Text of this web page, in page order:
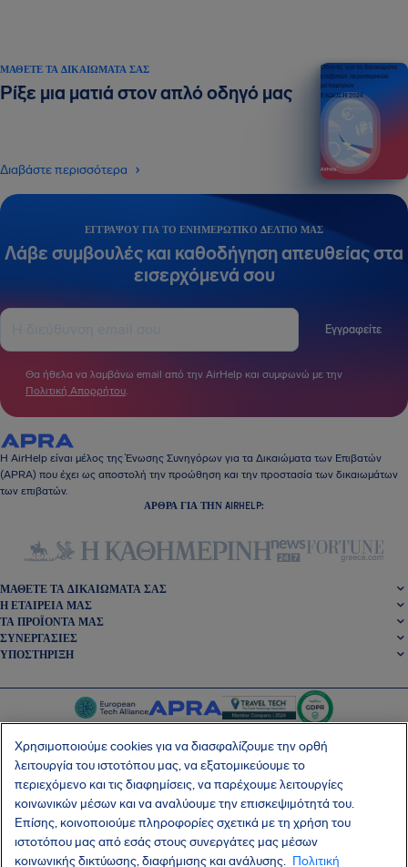
ΕΓΓΡΆΨΟΥ ΓΙΑ ΤΟ ΕΝΗΜΕΡΩΤΙΚΌ ΔΕΛΤΊΟ ΜΑΣ
Λάβε συμβουλές και καθοδήγηση απευθείας στα
εισερχόμενά σου
Εγγραφείτε
Θα ήθελα να λαμβάνω email από την AirHelp και συμφωνώ με την
Πολιτική Απορρήτου.
ΜΆΘΕΤΕ ΤΑ ΔΙΚΑΙΏΜΑΤΆ ΣΑΣ
Ρίξε μια ματιά στον απλό οδηγό μας
Διαβάστε περισσότερα
Οδηγός για τα δικαιώματα
επιβατών αεροπορικών
μεταφορών
ΕΚΔΟΣΗ 2026
Η AirHelp είναι μέλος της Ένωσης Συνηγόρων για τα Δικαιώματα των Επιβατών
(APRA) που έχει ως αποστολή την προώθηση και την προστασία των δικαιωμάτων
των επιβατών.
ΆΡΘΡΑ ΓΙΑ ΤΗΝ AIRHELP:
ΜΆΘΕΤΕ ΤΑ ΔΙΚΑΙΏΜΑΤΆ ΣΑΣ
Η ΕΤΑΙΡΕΊΑ ΜΑΣ
ΤΑ ΠΡΟΪΌΝΤΑ ΜΑΣ
ΣΥΝΕΡΓΑΣΊΕΣ
ΥΠΟΣΤΉΡΙΞΗ
SocialFacebook
SocialTwitter
SocialInstagram
SocialLinkedin
ΑΠΟΚΤΉΣΤΕ ΤΗ ΔΩΡΕΆΝ ΕΦΑΡΜΟΓΉ ΜΑΣ
Χρησιμοποιούμε cookies για να διασφαλίζουμε την ορθή
λειτουργία του ιστοτόπου μας, να εξατομικεύουμε το
περιεχόμενο και τις διαφημίσεις, να παρέχουμε λειτουργίες
κοινωνικών μέσων και να αναλύουμε την επισκεψιμότητά του.
Επίσης, κοινοποιούμε πληροφορίες σχετικά με τη χρήση του
ιστοτόπου μας από εσάς στους συνεργάτες μας μέσων
κοινωνικής δικτύωσης, διαφήμισης και ανάλυσης. Πολιτική